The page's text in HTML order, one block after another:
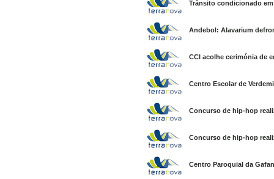
Trânsito condicionado
Andebol: Alavarium
CCI acolhe cerimónia de
Centro Escolar de
Concurso de hip-hop
Concurso de hip-hop
Centro Paroquial da